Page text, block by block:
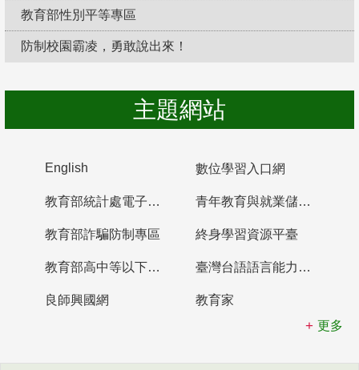
教育部性別平等專區
防制校園霸凌，勇敢說出來！
主題網站
English 數位學習入口網
教育部統計處電子書櫃 青年教育與就業儲蓄帳戶
教育部詐騙防制專區 終身學習資源平臺
教育部高中等以下學校及幼兒園教師資格檢定考試 臺灣台語語言能力認證網站
良師興國網
教育家
更多